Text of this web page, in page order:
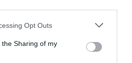
Opt Outs
Sharing of my
merge în jurul lumii?
Consider că lumea este un